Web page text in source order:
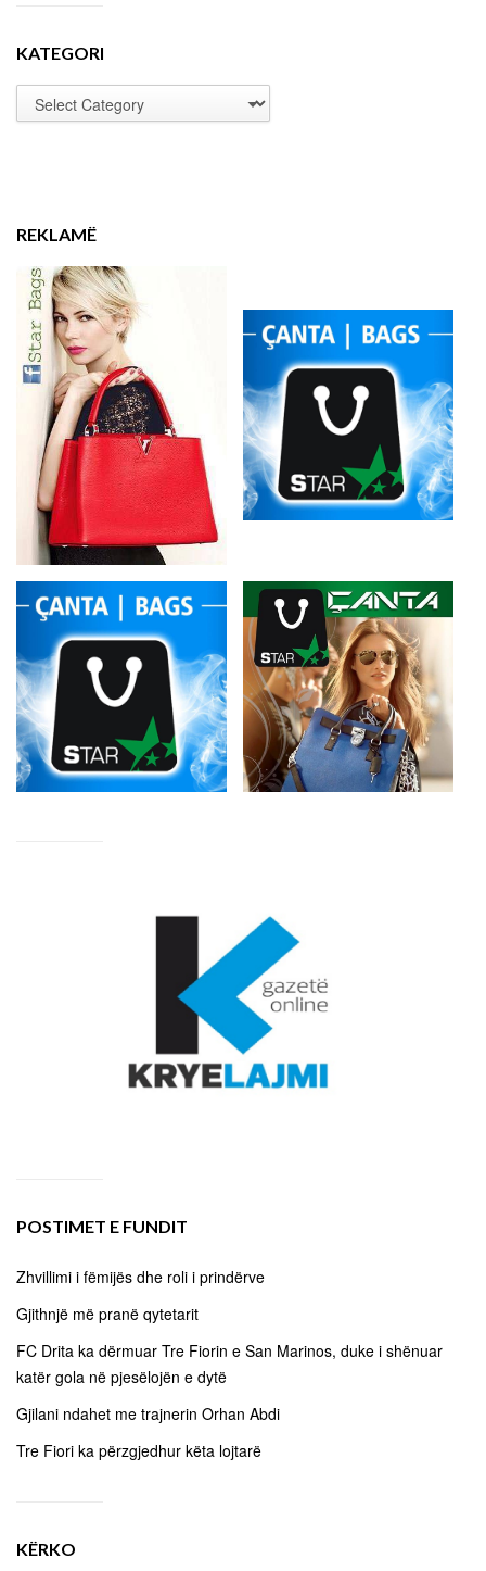
KATEGORI
REKLAMË
POSTIMET E FUNDIT
Zhvillimi i fëmijës dhe roli i prindërve
Gjithnjë më pranë qytetarit
FC Drita ka dërmuar Tre Fiorin e San Marinos, duke i shënuar
katër gola në pjesëlojën e dytë
Gjilani ndahet me trajnerin Orhan Abdi
Tre Fiori ka përzgjedhur këta lojtarë
KËRKO